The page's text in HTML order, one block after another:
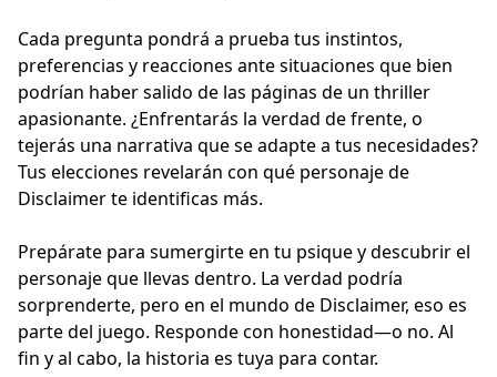
Cada pregunta pondrá a prueba tus instintos,
preferencias y reacciones ante situaciones que bien
podrían haber salido de las páginas de un thriller
apasionante. ¿Enfrentarás la verdad de frente, o
tejerás una narrativa que se adapte a tus necesidades?
Tus elecciones revelarán con qué personaje de
Disclaimer te identificas más.
Prepárate para sumergirte en tu psique y descubrir el
personaje que llevas dentro. La verdad podría
sorprenderte, pero en el mundo de Disclaimer, eso es
parte del juego. Responde con honestidad—o no. Al
fin y al cabo, la historia es tuya para contar.